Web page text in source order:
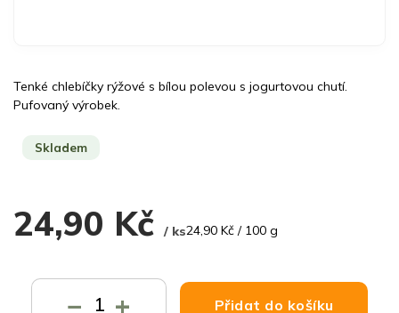
24,90 Kč / ksMěrná
24,90 Kč / 100 g
Skladem
+
− Přidat do košíku
Tenké chlebíčky rýžové s bílou polevou s jogurtovou chutí.
Pufovaný výrobek.